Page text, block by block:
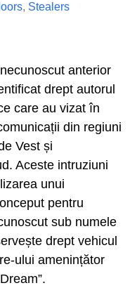
, Stealers
anterior
drept autorul
care au vizat în
din regiuni
Vest și
Aceste intruziuni
unui
pentru
sub numele
drept vehicul
ului amenințător